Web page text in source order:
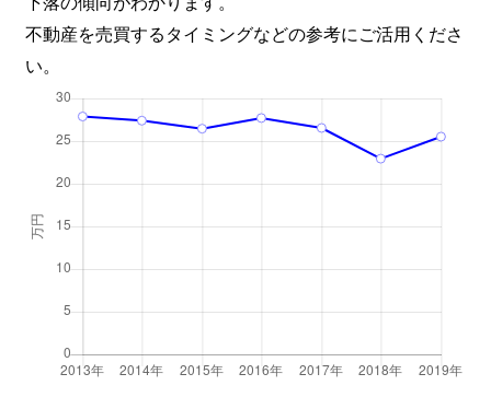
不動産を売買するタイミングなどの参考にご活用くださ
い。